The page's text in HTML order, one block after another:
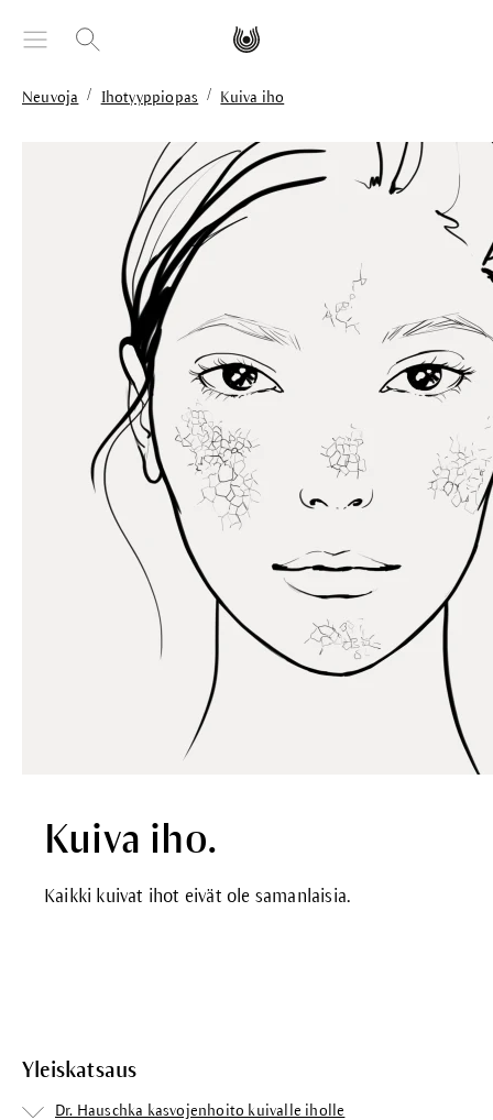
Neuvoja / Ihotyyppiopas / Kuiva iho
Kuiva iho.
Kaikki kuivat ihot eivät ole samanlaisia.
Yleiskatsaus
Dr. Hauschka kasvojenhoito kuivalle iholle